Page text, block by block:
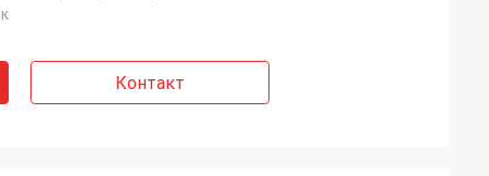
Контакт